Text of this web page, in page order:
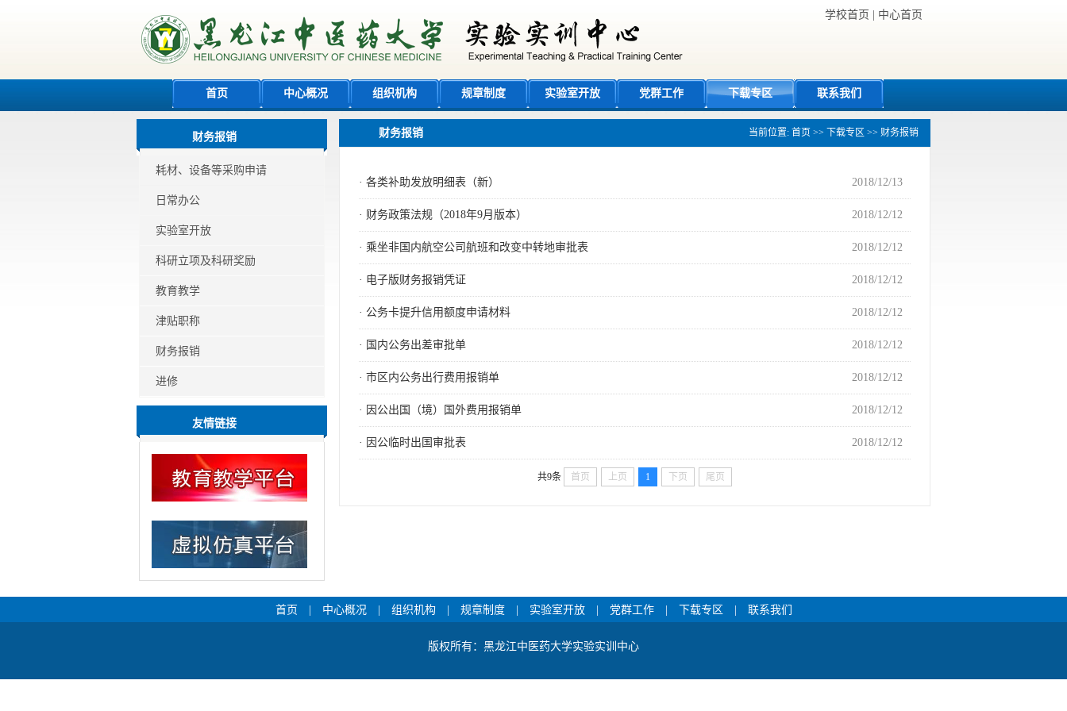
学校首页 中心首页
首页 中心概况 组织机构 规章制度 实验室开放 党群工作 下载专区 联系我们
财务报销
耗材、设备等采购申请
日常办公
实验室开放
科研立项及科研奖励
教育教学
津贴职称
财务报销
进修
友情链接
当前位置: 首页 >> 下载专区 >> 财务报销
财务报销
· 各类补助发放明细表（新） 2018/12/13
· 财务政策法规（2018年9月版本） 2018/12/12
· 乘坐非国内航空公司航班和改变中转地审批表 2018/12/12
· 电子版财务报销凭证 2018/12/12
· 公务卡提升信用额度申请材料 2018/12/12
· 国内公务出差审批单 2018/12/12
· 市区内公务出行费用报销单 2018/12/12
· 因公出国（境）国外费用报销单 2018/12/12
· 因公临时出国审批表 2018/12/12
共9条 首页 上页 1 下页 尾页
首页 中心概况 组织机构 规章制度 实验室开放 党群工作 下载专区 联系我们
版权所有：黑龙江中医药大学实验实训中心